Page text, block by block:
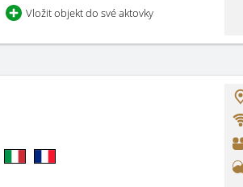
Vložit objekt do své aktovky